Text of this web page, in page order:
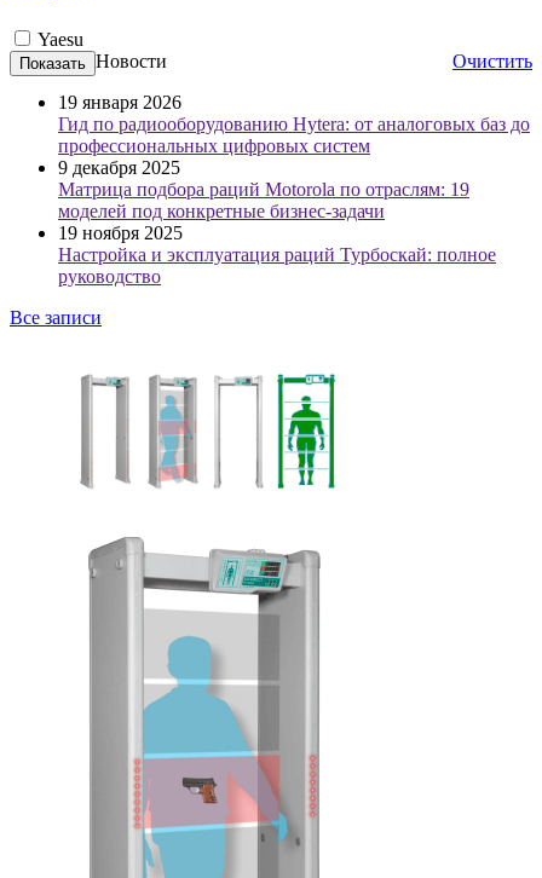
Yaesu
Очистить
Новости
19 января 2026
Гид по радиооборудованию Hytera: от аналоговых баз до
профессиональных цифровых систем
9 декабря 2025
Матрица подбора раций Motorola по отраслям: 19
моделей под конкретные бизнес-задачи
19 ноября 2025
Настройка и эксплуатация раций Турбоскай: полное
руководство
Все записи